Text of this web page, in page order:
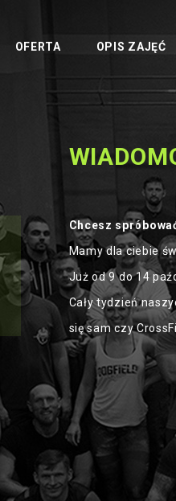
OFERTA OPIS ZAJĘĆ
Chcesz
Mamy dla ciebie
Już od 9 do 14
Cały tydzień
się sam czy